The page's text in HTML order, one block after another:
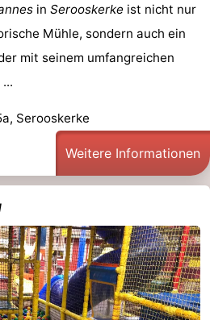
in Serooskerke ist nicht nur
Mühle, sondern auch ein
mit seinem umfangreichen
Serooskerke
Weitere Informationen